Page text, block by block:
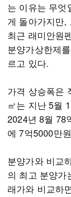
는 이유는 무엇
게 돌아가지만,
최근 래미안원
분양가상한제
르고 있다.
가격 상승폭은
㎡는 지난 5월
2024년 8월 78
에 7억5000만
분양가와 비교
의 최고 분양가
래가와 비교하